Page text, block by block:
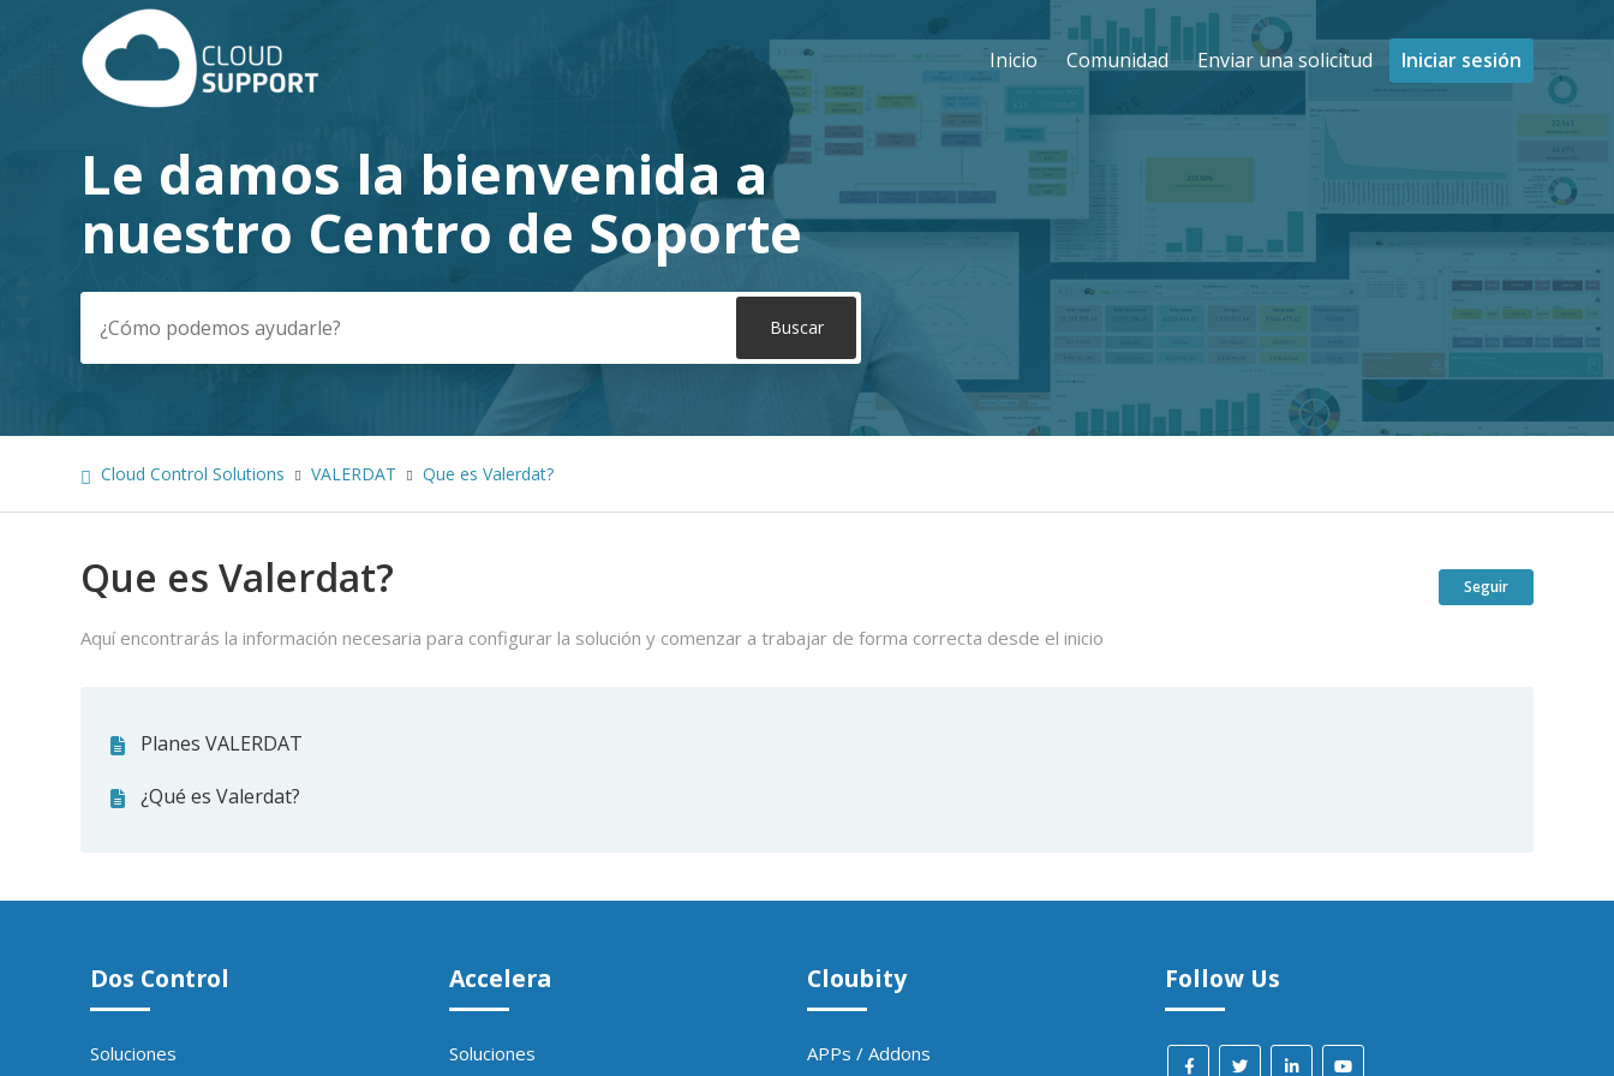
Inicio Comunidad Enviar una solicitud Iniciar sesión
Búsqueda
Le damos la bienvenida a
nuestro Centro de Soporte
Cloud Control Solutions VALERDAT Que es Valerdat?
Que es Valerdat? Seguir
Aquí encontrarás la información necesaria para configurar la solución y comenzar a trabajar de forma correcta desde el inicio
Planes VALERDAT
¿Qué es Valerdat?
Dos Control
Soluciones
Accelera
Soluciones
Cloubity
APPs / Addons
Follow Us